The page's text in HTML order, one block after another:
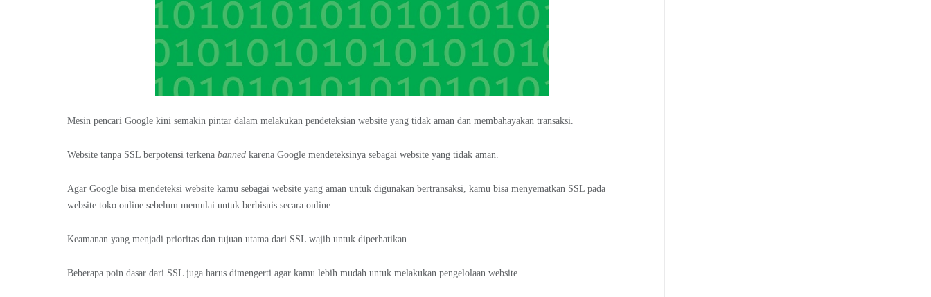
Mesin pencari Google kini semakin pintar dalam melakukan pendeteksian website yang tidak aman dan membahayakan transaksi.
Website tanpa SSL berpotensi terkena banned karena Google mendeteksinya sebagai website yang tidak aman.
Agar Google bisa mendeteksi website kamu sebagai website yang aman untuk digunakan bertransaksi, kamu bisa menyematkan SSL pada
website toko online sebelum memulai untuk berbisnis secara online.
Keamanan yang menjadi prioritas dan tujuan utama dari SSL wajib untuk diperhatikan.
Beberapa poin dasar dari SSL juga harus dimengerti agar kamu lebih mudah untuk melakukan pengelolaan website.